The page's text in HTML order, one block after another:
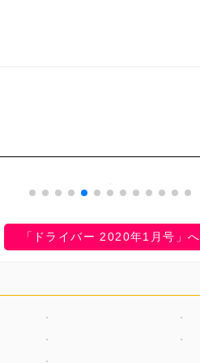
「ドライバー 2020年1月号」へ